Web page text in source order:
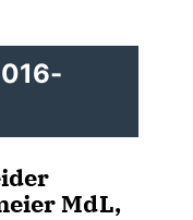
MdL,